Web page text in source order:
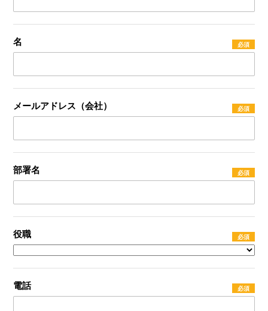
名
メールアドレス（会社）
部署名
役職
電話